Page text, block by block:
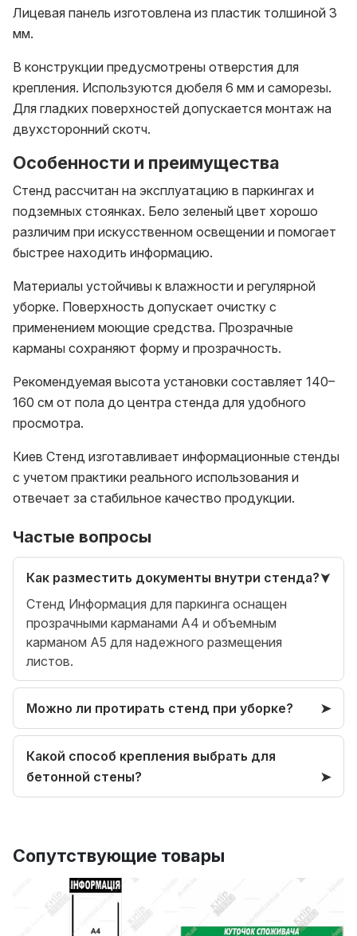
Лицевая панель изготовлена из пластик толшиной 3
мм.
В конструкции предусмотрены отверстия для
крепления. Используются дюбеля 6 мм и саморезы.
Для гладких поверхностей допускается монтаж на
двухсторонний скотч.
Особенности и преимущества
Стенд рассчитан на эксплуатацию в паркингах и
подземных стоянках. Бело зеленый цвет хорошо
различим при искусственном освещении и помогает
быстрее находить информацию.
Материалы устойчивы к влажности и регулярной
уборке. Поверхность допускает очистку с
применением моющие средства. Прозрачные
карманы сохраняют форму и прозрачность.
Рекомендуемая высота установки составляет 140–
160 см от пола до центра стенда для удобного
просмотра.
Киев Стенд изготавливает информационные стенды
с учетом практики реального использования и
отвечает за стабильное качество продукции.
Частые вопросы
Как разместить документы внутри стенда?
Стенд Информация для паркинга оснащен
прозрачными карманами А4 и объемным
карманом А5 для надежного размещения
листов.
Можно ли протирать стенд при уборке?
Какой способ крепления выбрать для
бетонной стены?
Сопутствующие товары